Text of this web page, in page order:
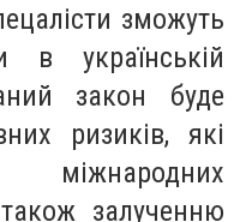
зможуть
в українській
закон буде
ризиків, які
міжнародних
залученню